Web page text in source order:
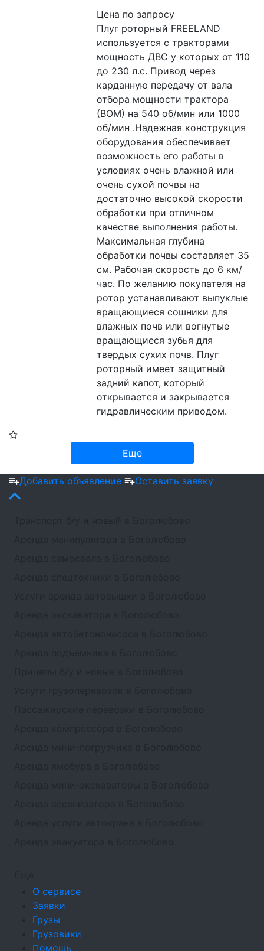
Цена по запросу
Плуг роторный FREELAND
используется с тракторами
мощность ДВС у которых от 110
до 230 л.с. Привод через
карданную передачу от вала
отбора мощности трактора
(ВОМ) на 540 об/мин или 1000
об/мин .Надежная конструкция
оборудования обеспечивает
возможность его работы в
условиях очень влажной или
очень сухой почвы на
достаточно высокой скорости
обработки при отличном
качестве выполнения работы.
Максимальная глубина
обработки почвы составляет 35
см. Рабочая скорость до 6 км/
час. По желанию покупателя на
ротор устанавливают выпуклые
вращающиеся сошники для
влажных почв или вогнутые
вращающиеся зубья для
твердых сухих почв. Плуг
роторный имеет защитный
задний капот, который
открывается и закрывается
гидравлическим приводом.
Еще
Добавить объявление Оставить заявку
О сервисе
Заявки
Грузы
Грузовики
Помощь